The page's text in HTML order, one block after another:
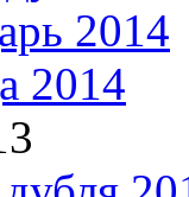
2014
2014